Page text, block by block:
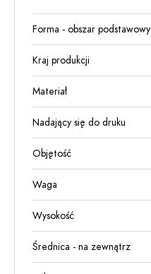
Forma - obszar podstawowy
Kraj produkcji
Materiał
Nadający się do druku
Objętość
Waga
Wysokość
Średnica - na zewnątrz